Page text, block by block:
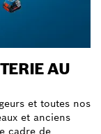
AU
et toutes nos
et anciens
cadre de